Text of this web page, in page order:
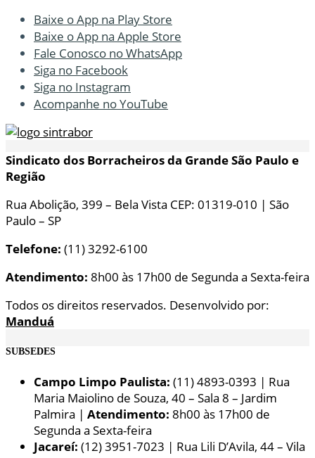
Baixe o App na Play Store
Baixe o App na Apple Store
Fale Conosco no WhatsApp
Siga no Facebook
Siga no Instagram
Acompanhe no YouTube
Sindicato dos Borracheiros da Grande São Paulo e
Região
Rua Abolição, 399 – Bela Vista CEP: 01319-010 | São
Paulo – SP
Telefone: (11) 3292-6100
Atendimento: 8h00 às 17h00 de Segunda a Sexta-feira
Todos os direitos reservados. Desenvolvido por:
Manduá
SUBSEDES
Campo Limpo Paulista: (11) 4893-0393 | Rua
Maria Maiolino de Souza, 40 – Sala 8 – Jardim
Palmira | Atendimento: 8h00 às 17h00 de
Segunda a Sexta-feira
Jacareí: (12) 3951-7023 | Rua Lili D’Avila, 44 – Vila